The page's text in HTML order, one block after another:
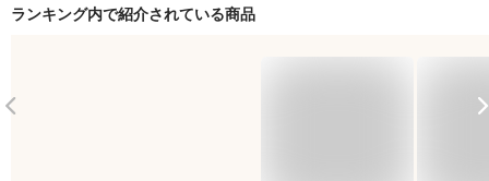
ランキング内で紹介されている商品